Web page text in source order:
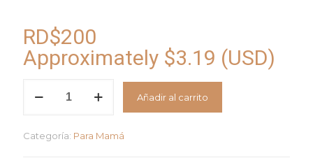
RD$200
Approximately $3.19 (USD)
Feliz
MD26
Añadir al carrito
Categoría: Para Mamá